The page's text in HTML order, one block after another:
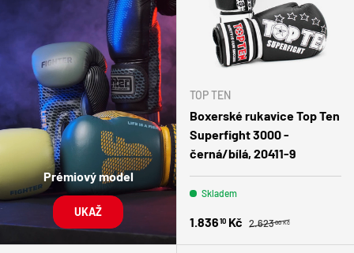
Prémiový model
UKAŽ
TOP TEN
Boxerské rukavice Top Ten
Superfight 3000 -
černá/bílá, 20411-9
Skladem
Zlevněná cena
1.83610 Kč Běžná cena
2.62300 Kč